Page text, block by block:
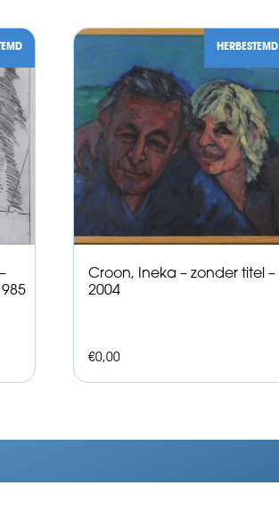
HERBESTEMD
Croon, Ineka – zonder titel –
2004
€0,00